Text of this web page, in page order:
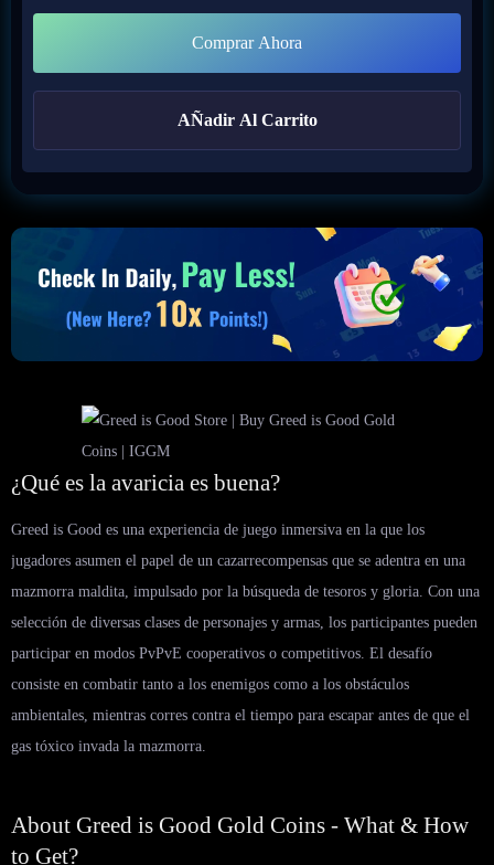
Comprar Ahora
AÑadir Al Carrito
¿Qué es la avaricia es buena?
Greed is Good es una experiencia de juego inmersiva en la que los
jugadores asumen el papel de un cazarrecompensas que se adentra en una
mazmorra maldita, impulsado por la búsqueda de tesoros y gloria. Con una
selección de diversas clases de personajes y armas, los participantes pueden
participar en modos PvPvE cooperativos o competitivos. El desafío
consiste en combatir tanto a los enemigos como a los obstáculos
ambientales, mientras corres contra el tiempo para escapar antes de que el
gas tóxico invada la mazmorra.
About Greed is Good Gold Coins - What & How
to Get?